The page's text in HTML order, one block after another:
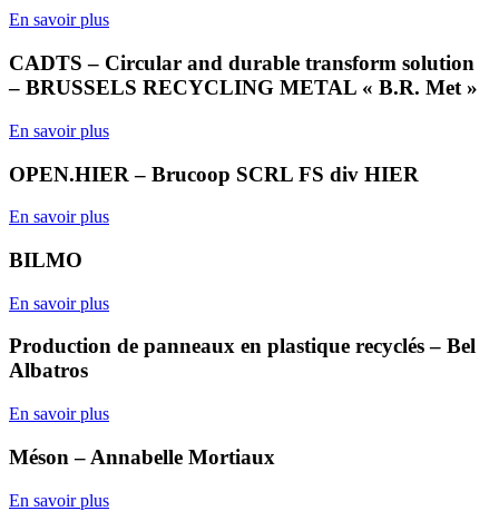
En savoir plus
CADTS – Circular and durable transform solution
– BRUSSELS RECYCLING METAL « B.R. Met »
En savoir plus
OPEN.HIER – Brucoop SCRL FS div HIER
En savoir plus
BILMO
En savoir plus
Production de panneaux en plastique recyclés – Bel
Albatros
En savoir plus
Méson – Annabelle Mortiaux
En savoir plus